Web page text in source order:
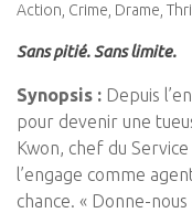
Action, Crime, Drame,
Sans pitié. Sans limite.
Synopsis : Depuis
pour devenir une
Kwon, chef du
l’engage comme
chance. « Donne-